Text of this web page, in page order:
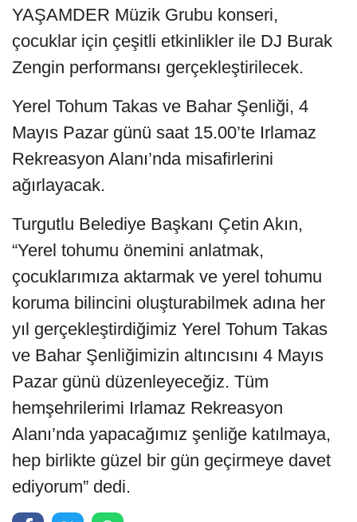
YAŞAMDER Müzik Grubu konseri,
çocuklar için çeşitli etkinlikler ile DJ Burak
Zengin performansı gerçekleştirilecek.
Yerel Tohum Takas ve Bahar Şenliği, 4
Mayıs Pazar günü saat 15.00’te Irlamaz
Rekreasyon Alanı’nda misafirlerini
ağırlayacak.
Turgutlu Belediye Başkanı Çetin Akın,
“Yerel tohumu önemini anlatmak,
çocuklarımıza aktarmak ve yerel tohumu
koruma bilincini oluşturabilmek adına her
yıl gerçekleştirdiğimiz Yerel Tohum Takas
ve Bahar Şenliğimizin altıncısını 4 Mayıs
Pazar günü düzenleyeceğiz. Tüm
hemşehrilerimi Irlamaz Rekreasyon
Alanı’nda yapacağımız şenliğe katılmaya,
hep birlikte güzel bir gün geçirmeye davet
ediyorum” dedi.